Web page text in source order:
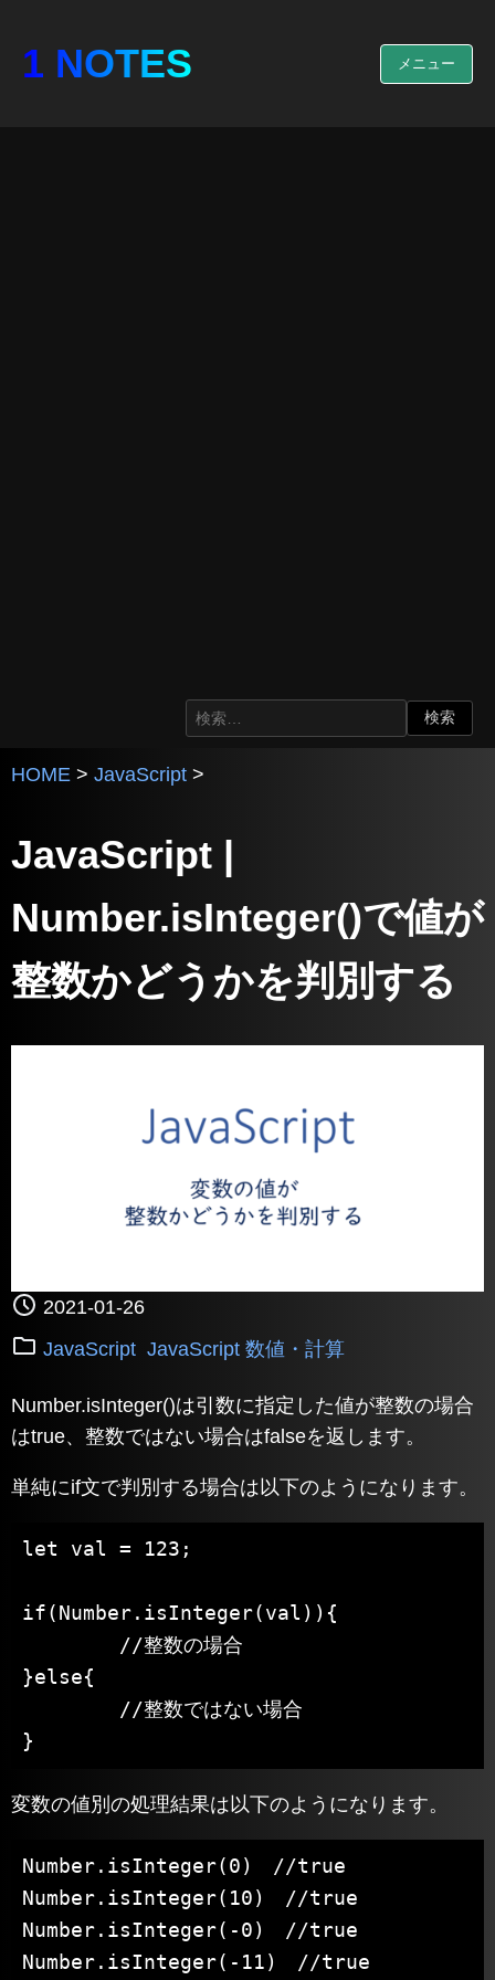
1 NOTES メニュー
HOME > JavaScript >
JavaScript |
Number.isInteger()で値が
整数かどうかを判別する
2021-01-26
JavaScript JavaScript 数値・計算
Number.isInteger()は引数に指定した値が整数の場合
はtrue、整数ではない場合はfalseを返します。
単純にif文で判別する場合は以下のようになります。
let val = 123;
if(Number.isInteger(val)){
}else{
}
変数の値別の処理結果は以下のようになります。
Number.isInteger(0)　//true
Number.isInteger(10)　//true
Number.isInteger(-0)　//true
Number.isInteger(-11)　//true